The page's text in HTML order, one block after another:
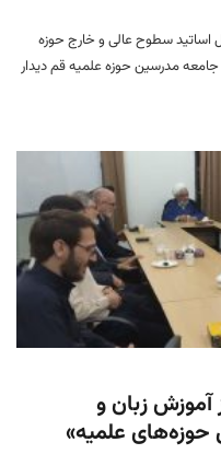
اساتید سطوح عالی و خارج حوزه
مدرسین حوزه علمیه قم دیدار
زبان و
علمیه»